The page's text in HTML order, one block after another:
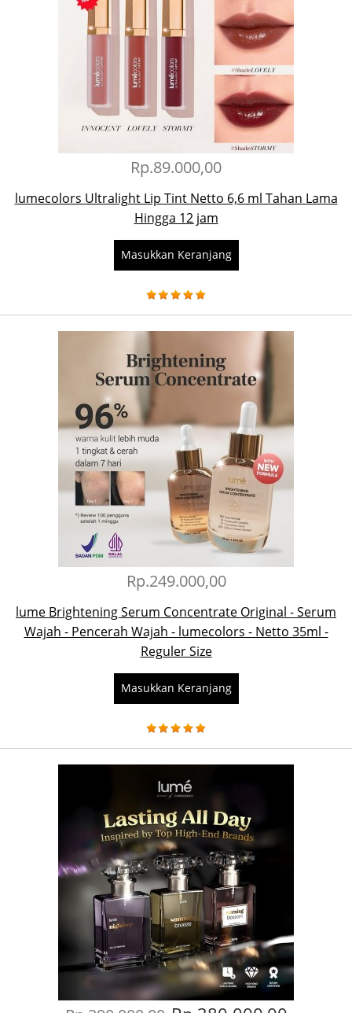
Rp.89.000,00
lumecolors Ultralight Lip Tint Netto 6,6 ml Tahan Lama
Hingga 12 jam
Masukkan Keranjang
Rp.249.000,00
lume Brightening Serum Concentrate Original - Serum
Wajah - Pencerah Wajah - lumecolors - Netto 35ml -
Reguler Size
Masukkan Keranjang